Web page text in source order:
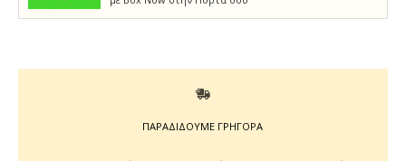
ΠΑΡΑΔΙΔΟΥΜΕ ΓΡΗΓΟΡΑ